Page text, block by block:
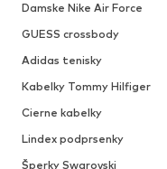
Damske Nike Air Force
GUESS crossbody
Adidas tenisky
Kabelky Tommy Hilfiger
Cierne kabelky
Lindex podprsenky
Šperky Swarovski